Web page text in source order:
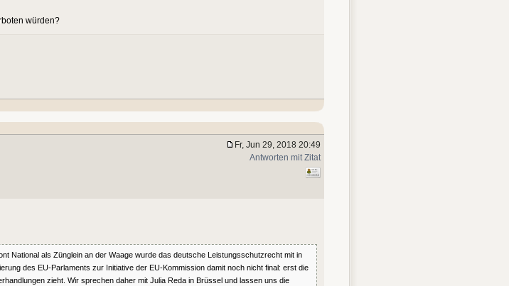
würden?
Fr, Jun 29, 2018 20:49
Antworten mit Zitat
National als Zünglein an der Waage wurde das deutsche Leistungsschutzrecht mit in
des EU-Parlaments zur Initiative der EU-Kommission damit noch nicht final: erst die
zieht. Wir sprechen daher mit Julia Reda in Brüssel und lassen uns die